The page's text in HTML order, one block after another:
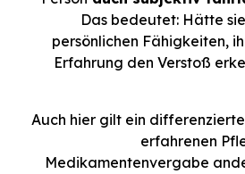
Das bedeutet: Hätte
persönlichen Fähigkeiten,
Erfahrung den Verstoß
Auch hier gilt ein
erfahrenen
Medikamentenvergabe